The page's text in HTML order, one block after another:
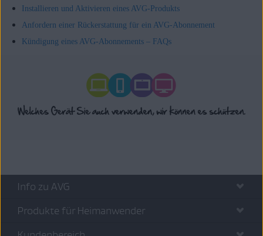
Installieren und Aktivieren eines AVG-Produkts
Anfordern einer Rückerstattung für ein AVG-Abonnement
Kündigung eines AVG-Abonnements – FAQs
Info zu AVG
Produkte für Heimanwender